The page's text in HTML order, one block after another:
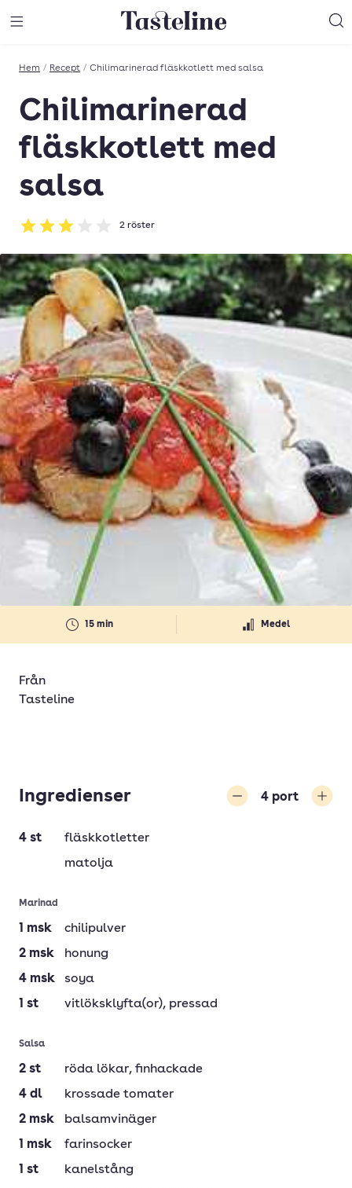
Till Tastelines startsida
Hem / Recept / Chilimarinerad fläskkotlett med salsa
Chilimarinerad
fläskkotlett med
salsa
Betyg: 3 av 5
2 röster
15 min Medel
Från
Tasteline
Ingredienser 4 port
4 st
fläskkotletter
matolja
Marinad
1 msk
chilipulver
2 msk
honung
4 msk
soya
1 st vitlöksklyfta(or), pressad
Salsa
2 st röda lökar, finhackade
4 dl
krossade tomater
2 msk
balsamvinäger
1 msk
farinsocker
1 st
kanelstång